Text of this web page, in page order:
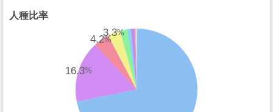
人種比率
16.3%
4.2%
3.3%